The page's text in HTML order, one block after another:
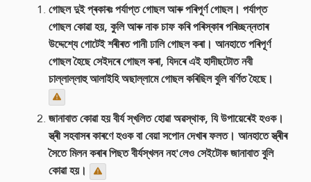
গোছল দুই প্ৰকাৰঃ পৰ্যাপ্ত গোছল আৰু পৰিপূৰ্ণ গোছল। পৰ্যাপ্ত
গোছল কোৱা হয়, কুলি আৰু নাক চাফ কৰি পৰিস্কাৰ পৰিচ্ছন্নতাৰ
উদ্দেশ্যে গোটেই শৰীৰত পানী ঢালি গোছল কৰা। আনহাতে পৰিপূৰ্ণ
গোছল হৈছে সেইদৰে গোছল কৰা, যিদৰে এই হাদীছটোত নবী
চাল্লাল্লাহু আলাইহি অছাল্লামে গোছল কৰিছিল বুলি বৰ্ণিত হৈছে।
জানাবাত কোৱা হয় বীৰ্য স্খলিত হোৱা অৱস্থাক, যি উপায়েৰেই হওক।
স্ত্ৰী সহবাসৰ কাৰণে হওক বা বেয়া সপোন দেখাৰ ফলত। আনহাতে স্ত্ৰীৰ
সৈতে মিলন কৰাৰ পিছত বীৰ্যস্খলন নহ'লেও সেইটোক জানাবাত বুলি
কোৱা হয়।